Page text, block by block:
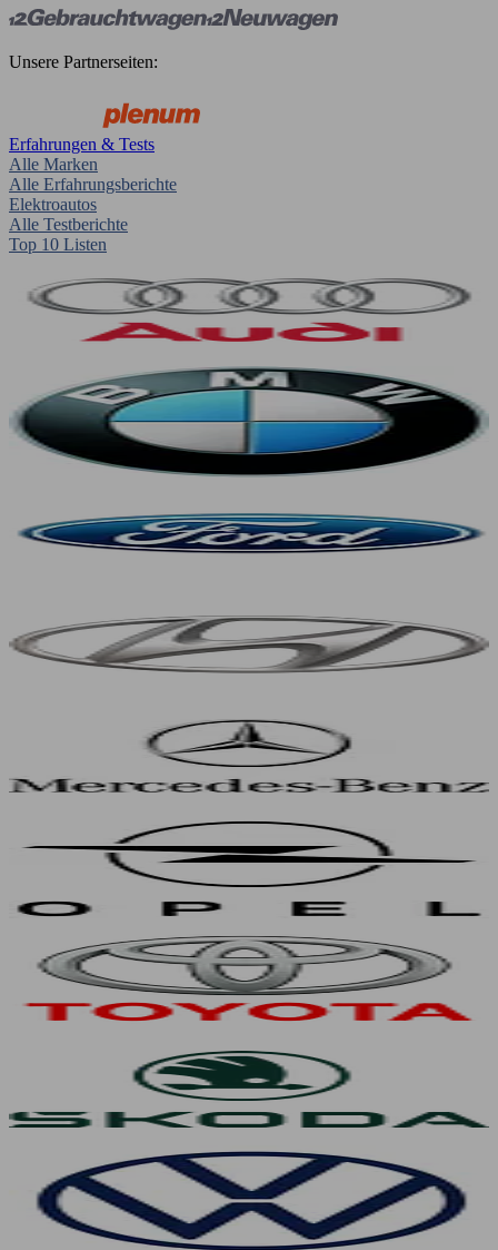
Unsere Partnerseiten:
Erfahrungen & Tests
Alle Marken
Alle Erfahrungsberichte
Elektroautos
Alle Testberichte
Top 10 Listen